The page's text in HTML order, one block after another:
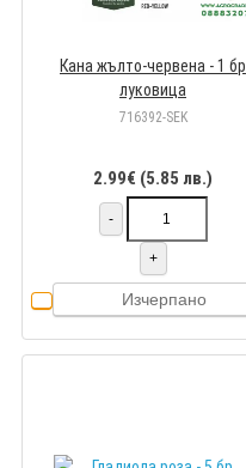
Кана жълто-червена - 1 бр
луковицa
716392-SEK
2.99€ (5.85 лв.)
-
+
Изчерпано